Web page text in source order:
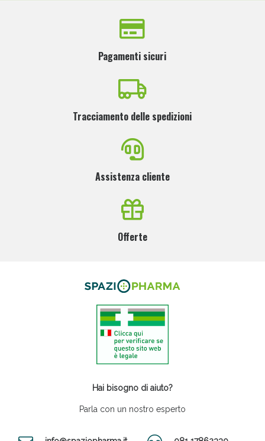
Pagamenti sicuri
Tracciamento delle spedizioni
Assistenza cliente
Offerte
Hai bisogno di aiuto?
Parla con un nostro esperto